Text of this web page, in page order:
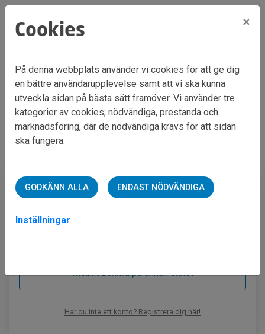
Hem Mina sidor
Mina sidor
Mobilt BankId på annan enhet
Har du inte ett konto? Registrera dig här!
Cookies ×
På denna webbplats använder vi cookies för att ge dig
en bättre användarupplevelse samt att vi ska kunna
utveckla sidan på bästa sätt framöver. Vi använder tre
kategorier av cookies; nödvändiga, prestanda och
marknadsföring, där de nödvändiga krävs för att sidan
ska fungera.
GODKÄNN ALLA ENDAST NÖDVÄNDIGA
Inställningar